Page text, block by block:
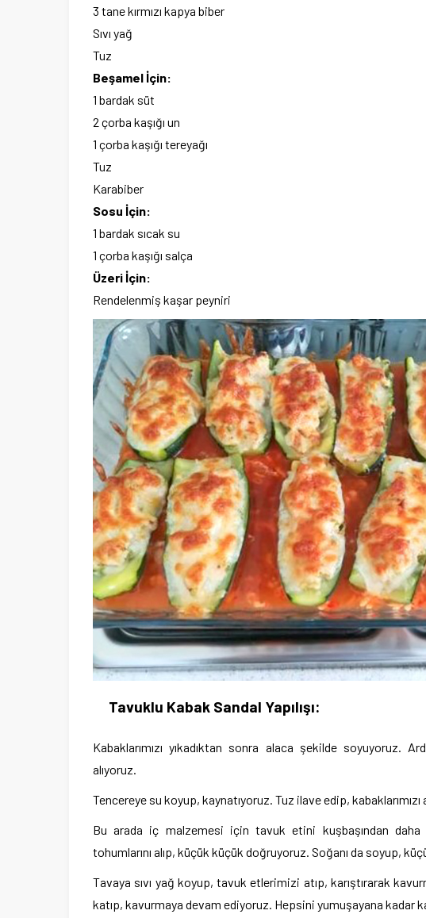
3 tane kırmızı kapya biber
Sıvı yağ
Tuz
Beşamel İçin:
1 bardak süt
2 çorba kaşığı un
1 çorba kaşığı tereyağı
Tuz
Karabiber
Sosu İçin:
1 bardak sıcak su
1 çorba kaşığı salça
Üzeri İçin:
Rendelenmiş kaşar peyniri
Tavuklu Kabak Sandal Yapılışı:
Kabaklarımızı yıkadıktan sonra alaca şekilde soyuyoruz.
alıyoruz.
Tencereye su koyup, kaynatıyoruz. Tuz ilave edip,
Bu arada iç malzemesi için tavuk etini kuşbaşından
tohumlarını alıp, küçük küçük doğruyoruz. Soğanı da soyup,
Tavaya sıvı yağ koyup, tavuk etlerimizi atıp, karıştırarak
katıp, kavurmaya devam ediyoruz. Hepsini yumuşayana kadar